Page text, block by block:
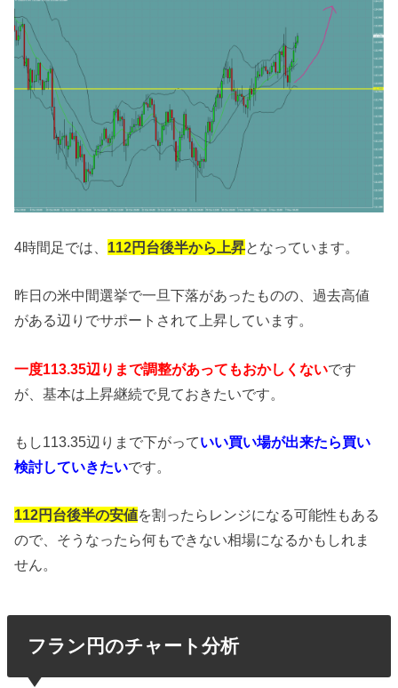
4時間足では、 112円台後半から上昇となっています。
昨日の米中間選挙で一旦下落があったものの、過去高値
がある辺りでサポートされて上昇しています。
一度113.35辺りまで調整があってもおかしくないです
が、基本は上昇継続で見ておきたいです。
もし113.35辺りまで下がっていい買い場が出来たら買い
検討していきたいです。
112円台後半の安値を割ったらレンジになる可能性もある
ので、そうなったら何もできない相場になるかもしれま
せん。
フラン円のチャート分析